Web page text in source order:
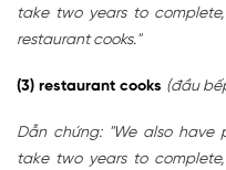
take two years to
restaurant cooks."
(3) restaurant cooks (đầu
Dẫn chứng: "We also have
take two years to